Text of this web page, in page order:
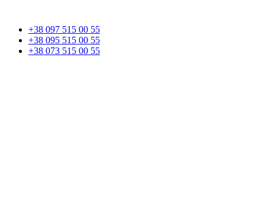
+38 097 515 00 55
+38 095 515 00 55
+38 073 515 00 55